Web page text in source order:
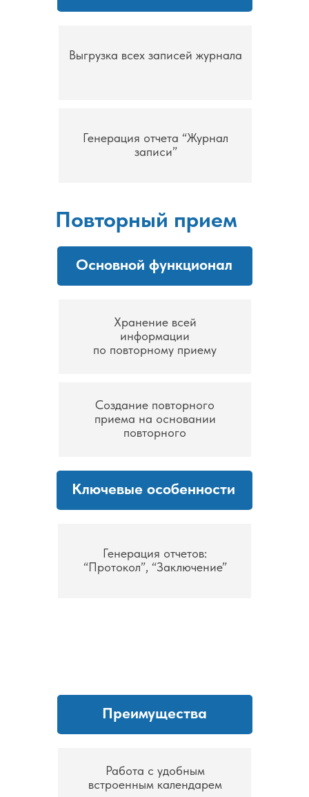
Повторный прием
Выгрузка всех записей журнала
Генерация отчета “Журнал
записи”
Работа с удобным
встроенным календарем
Преимущества
Генерация отчетов:
“Протокол”, “Заключение”
Ключевые особенности
Хранение всей
информации
по повторному приему
Создание повторного
приема на основании
повторного
Основной функционал